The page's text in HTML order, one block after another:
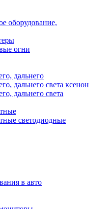
оборудование,
огни
дальнего
дальнего света ксенон
дальнего света
светодиодные
в авто